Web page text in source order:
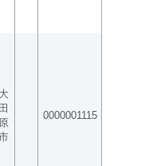
大
田
原
0000001115